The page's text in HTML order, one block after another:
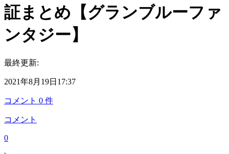
証まとめ【グランブルーファ
ンタジー】
最終更新:
2021年8月19日17:37
コメント 0 件
コメント
0